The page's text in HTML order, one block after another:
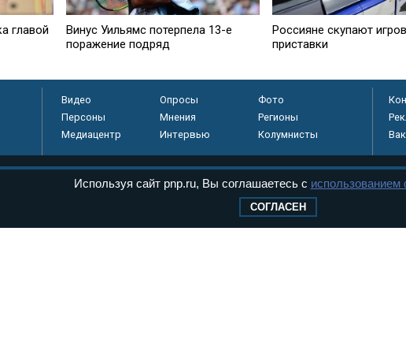
главой
Винус Уильямс потерпела 13-е
поражение подряд
Россияне скупают
приставки
Видео Опросы
Фото
Персоны
Мнения
Регионы
Медиацентр
Интервью Колумнисты
августа 2011 года. 18+
Используя сайт pnp.ru, Вы соглашаетесь с
СОГЛАСЕН